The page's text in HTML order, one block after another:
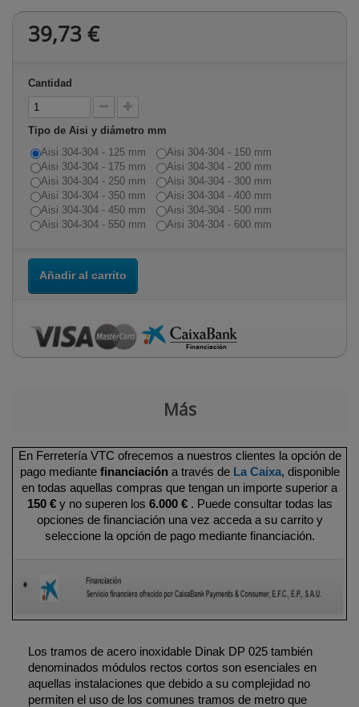
39,73 €
Cantidad
Tipo de Aisi y diámetro mm
Aisi 304-304 - 125 mm
Aisi 304-304 - 150 mm
Aisi 304-304 - 175 mm
Aisi 304-304 - 200 mm
Aisi 304-304 - 250 mm
Aisi 304-304 - 300 mm
Aisi 304-304 - 350 mm
Aisi 304-304 - 400 mm
Aisi 304-304 - 450 mm
Aisi 304-304 - 500 mm
Aisi 304-304 - 550 mm
Aisi 304-304 - 600 mm
Añadir al carrito
Más
En Ferretería VTC ofrecemos a nuestros clientes la opción de
pago mediante financiacióna través de La Caixa, disponible
en todas aquellas compras que tengan un importe superior a
150 €y no superen los 6.000 €. Puede consultar todas las
opciones de financiación una vez acceda a su carrito y
seleccione la opción de pago mediante financiación.
Los tramos de acero inoxidable Dinak DP 025 también
denominados módulos rectos cortos son esenciales en
aquellas instalaciones que debido a su complejidad no
permiten el uso de los comunes tramos de metro que